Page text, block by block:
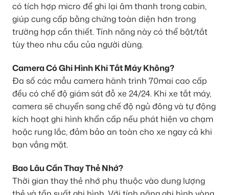
có tích hợp micro để ghi lại âm thanh trong cabin,
giúp cung cấp bằng chứng toàn diện hơn trong
trường hợp cần thiết. Tính năng này có thể bật/tắt
tùy theo nhu cầu của người dùng.
Camera Có Ghi Hình Khi Tắt Máy Không?
Đa số các mẫu camera hành trình 70mai cao cấp
đều có chế độ giám sát đỗ xe 24/24. Khi xe tắt máy,
camera sẽ chuyển sang chế độ ngủ đông và tự động
kích hoạt ghi hình khẩn cấp nếu phát hiện va chạm
hoặc rung lắc, đảm bảo an toàn cho xe ngay cả khi
bạn vắng mặt.
Bao Lâu Cần Thay Thẻ Nhớ?
Thời gian thay thẻ nhớ phụ thuộc vào dung lượng